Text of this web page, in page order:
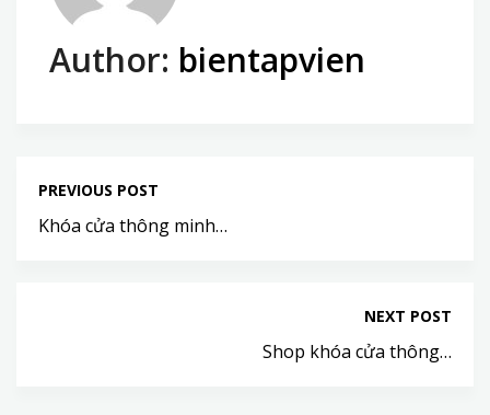
Author: bientapvien
PREVIOUS POST
Khóa cửa thông minh…
NEXT POST
Shop khóa cửa thông…